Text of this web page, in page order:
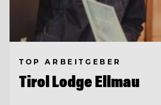
TOP ARBEITGEBER
Tirol Lodge Ellmau